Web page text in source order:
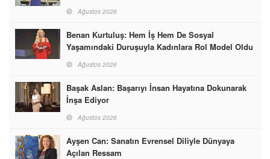
Ağustos 2026
Benan Kurtuluş: Hem İş Hem De Sosyal
Yaşamındaki Duruşuyla Kadınlara Rol Model Oldu
Ağustos 2026
Başak Aslan: Başarıyı İnsan Hayatına Dokunarak
İnşa Ediyor
Ağustos 2026
Ayşen Can: Sanatın Evrensel Diliyle Dünyaya
Açılan Ressam